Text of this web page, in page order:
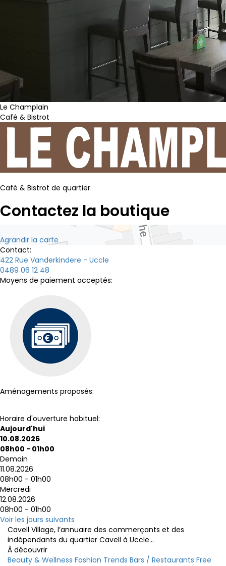
Le Champlain
Café & Bistrot
Café & Bistrot de quartier.
Contactez la boutique
Agrandir la carte
Contact:
422 Rue Vanderkindere - Uccle
0489 06 12 48
Moyens de paiement acceptés:
Aménagements proposés:
Horaire d'ouverture habituel:
Aujourd'hui
10.08.2026
08h00 - 01h00
Demain
11.08.2026
08h00 - 01h00
Mercredi
12.08.2026
08h00 - 01h00
Voir les jours suivants
Cavell Village, l’annuaire des commerçants et des
indépendants du quartier Cavell à Uccle...
À découvrir
Beauty & Wellness Fashion Trends Bars / Restaurants Free